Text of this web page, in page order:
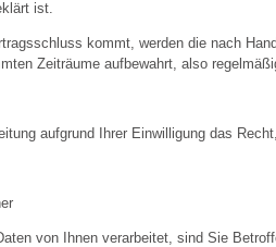
ist.
kommt, werden die nach
Zeiträume aufbewahrt, also
aufgrund Ihrer Einwilligung das
von Ihnen verarbeitet, sind Sie